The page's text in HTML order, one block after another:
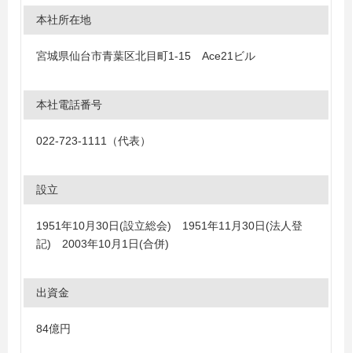
本社所在地
宮城県仙台市青葉区北目町1-15 Ace21ビル
本社電話番号
022-723-1111（代表）
設立
1951年10月30日(設立総会) 1951年11月30日(法人登
記) 2003年10月1日(合併)
出資金
84億円